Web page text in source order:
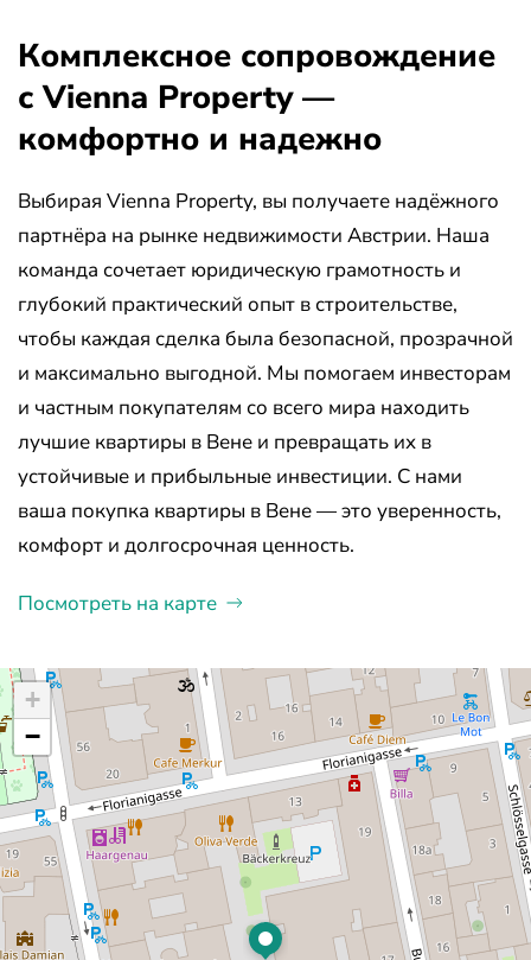
Комплексное сопровождение
с Vienna Property —
комфортно и надежно
Выбирая Vienna Property, вы получаете надёжного
партнёра на рынке недвижимости Австрии. Наша
команда сочетает юридическую грамотность и
глубокий практический опыт в строительстве,
чтобы каждая сделка была безопасной, прозрачной
и максимально выгодной. Мы помогаем инвесторам
и частным покупателям со всего мира находить
лучшие квартиры в Вене и превращать их в
устойчивые и прибыльные инвестиции. С нами
ваша покупка квартиры в Вене — это уверенность,
комфорт и долгосрочная ценность.
Посмотреть на карте
+
−